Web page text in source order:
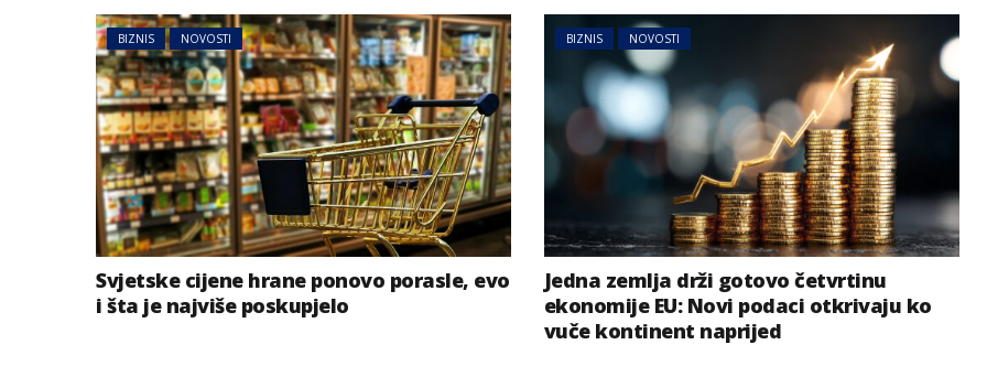
BIZNIS NOVOSTI
Svjetske cijene hrane ponovo porasle, evo
i šta je najviše poskupjelo
BIZNIS NOVOSTI
Jedna zemlja drži gotovo četvrtinu
ekonomije EU: Novi podaci otkrivaju ko
vuče kontinent naprijed